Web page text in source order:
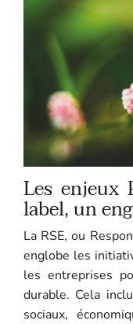
Les enjeux
label, un
La RSE, ou
englobe les
les entreprises
durable. Cela
sociaux,